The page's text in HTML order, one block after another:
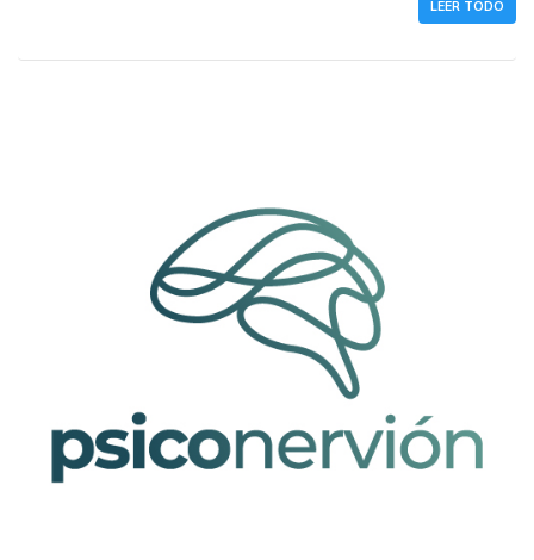
LEER TODO